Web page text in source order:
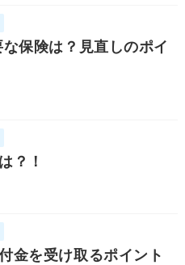
保険は？見直しのポイ
？！
金を受け取るポイント